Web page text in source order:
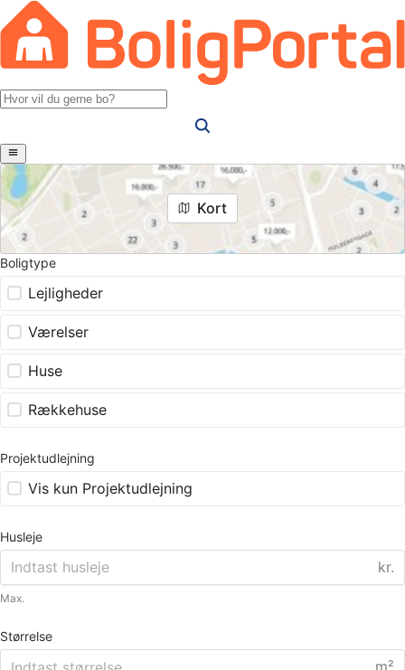
Kort
Boligtype
Lejligheder
Værelser
Huse
Rækkehuse
Projektudlejning
Vis kun Projektudlejning
Husleje
kr.
Max.
Størrelse